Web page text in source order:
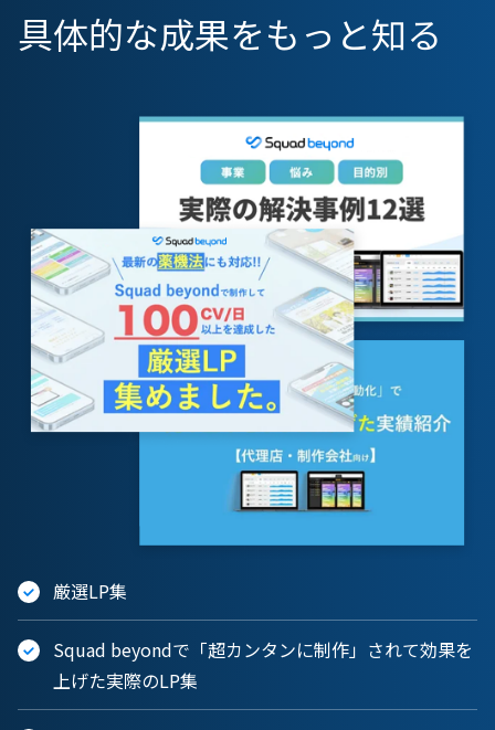
具体的な成果をもっと知る
厳選LP集
Squad beyondで「超カンタンに制作」されて効果を
上げた実際のLP集